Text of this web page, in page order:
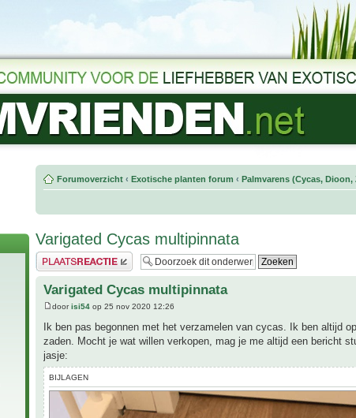
Forumoverzicht ‹ Exotische planten forum ‹ Palmvarens (Cycas, Dioon,
Varigated Cycas multipinnata
Plaats een reactie
Varigated Cycas multipinnata
doorisi54 op 25 nov 2020 12:26
Ik ben pas begonnen met het verzamelen van cycas. Ik ben altijd
zaden. Mocht je wat willen verkopen, mag je me altijd een bericht
jasje:
BIJLAGEN